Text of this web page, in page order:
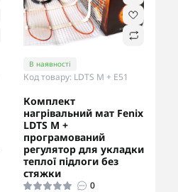
В наявності
Код товару: LDTS M + E51
Комплект
нагрівальний мат Fenix
LDTS M +
програмований
регулятор для укладки
теплої підлоги без
стяжки
0